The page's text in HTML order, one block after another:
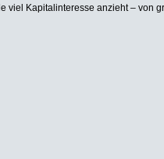
viel Kapitalinteresse anzieht – von